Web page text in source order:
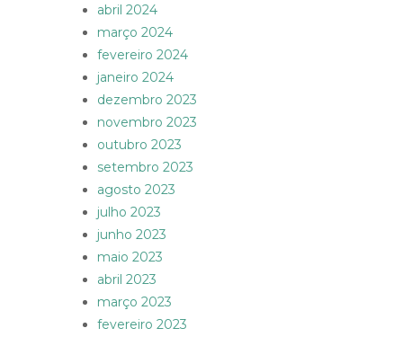
abril 2024
março 2024
fevereiro 2024
janeiro 2024
dezembro 2023
novembro 2023
outubro 2023
setembro 2023
agosto 2023
julho 2023
junho 2023
maio 2023
abril 2023
março 2023
fevereiro 2023